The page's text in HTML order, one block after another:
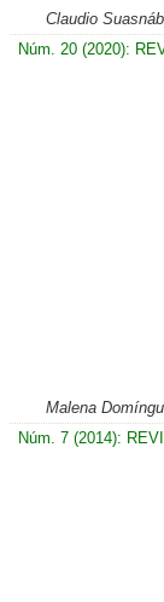
Claudio
Núm. 20 (2020):
Malena
Núm. 7 (2014):